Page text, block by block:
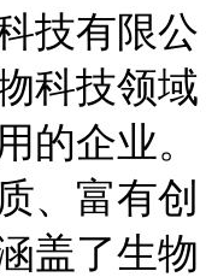
技有限公
科技领域
的企业。
、富有创
盖了生物